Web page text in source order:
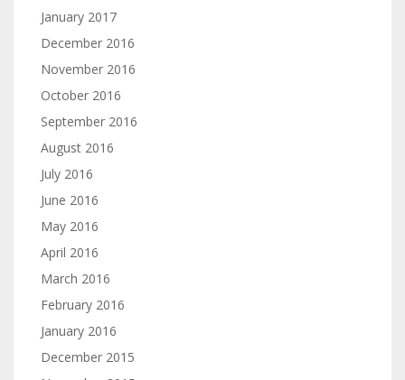
January 2017
December 2016
November 2016
October 2016
September 2016
August 2016
July 2016
June 2016
May 2016
April 2016
March 2016
February 2016
January 2016
December 2015